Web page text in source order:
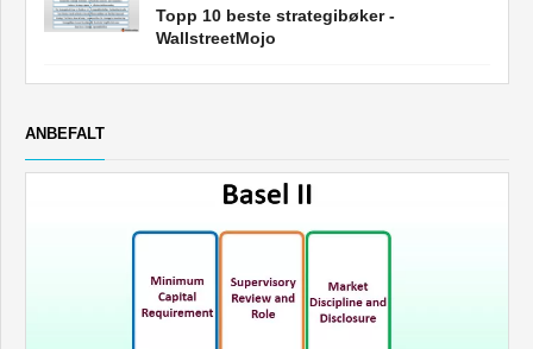
Topp 10 beste strategibøker -
WallstreetMojo
ANBEFALT